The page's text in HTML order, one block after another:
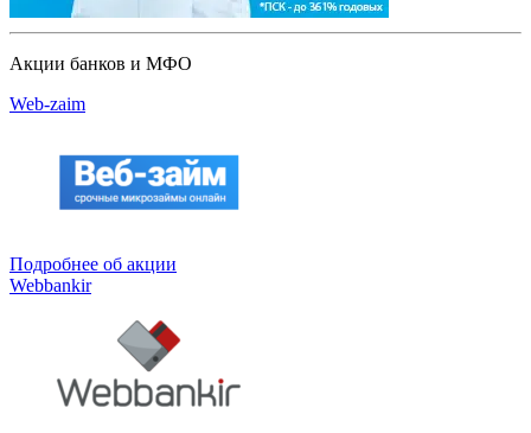
Акции банков и МФО
Web-zaim
Подробнее об акции
Webbankir